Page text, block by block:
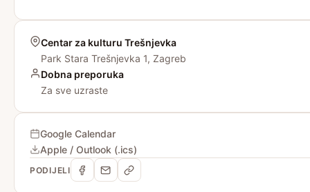
Centar za kulturu Trešnjevka
Park Stara Trešnjevka 1, Zagreb
Dobna preporuka
Za sve uzraste
Google Calendar
Apple / Outlook (.ics)
PODIJELI